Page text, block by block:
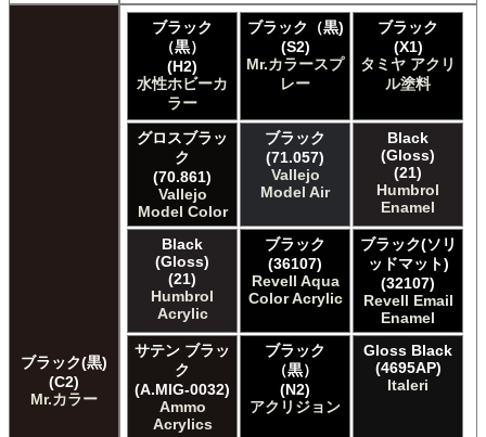
Games Workshop Limited 先Citadel カラー
HATAKA HOBBY Hataka
Humbrol - Hornby Hobbies Humbrol Acrylic
Humbrol of Hornby Hobbies Humbrol Enamel
ICM ICM Paints
Italeri Italeri
Lifecolor Lifecolor
Meng Meng Color
Mig Jimenez Ammo Acrylics
Mig Jimenez Atom
Mission Models Mission Models
Mr. Paint MRP Mr Paint Products
Repear Miniatures Master Series
Revell of Germany Revell Aqua Color Acrylic
Revell of Germany Revell Email Enamel
Revell of Germany Revell スプレーカラー
Testors of Rust-Oleum Group Testors Model Master
Acrylic
Testors of Rust-Oleum Group Testors Model Master
ブラック(黒)
(C2)
Mr.カラー
ブラック
（黒）
(H2)
水性ホビーカ
ラー
ブラック（黒)
(S2)
Mr.カラースプ
レー
ブラック
(X1)
タミヤ アクリ
ル塗料
グロスブラッ
ク
(70.861)
Vallejo
Model Color
ブラック
(71.057)
Vallejo
Model Air
Black
(Gloss)
(21)
Humbrol
Enamel
Black
(Gloss)
(21)
Humbrol
Acrylic
ブラック
(36107)
Revell Aqua
Color Acrylic
ブラック(ソリ
ッドマット)
(32107)
Revell Email
Enamel
サテン ブラッ
ク
(A.MIG-0032)
Ammo
Acrylics
ブラック
（黒）
(N2)
アクリジョン
Gloss Black
(4695AP)
Italeri